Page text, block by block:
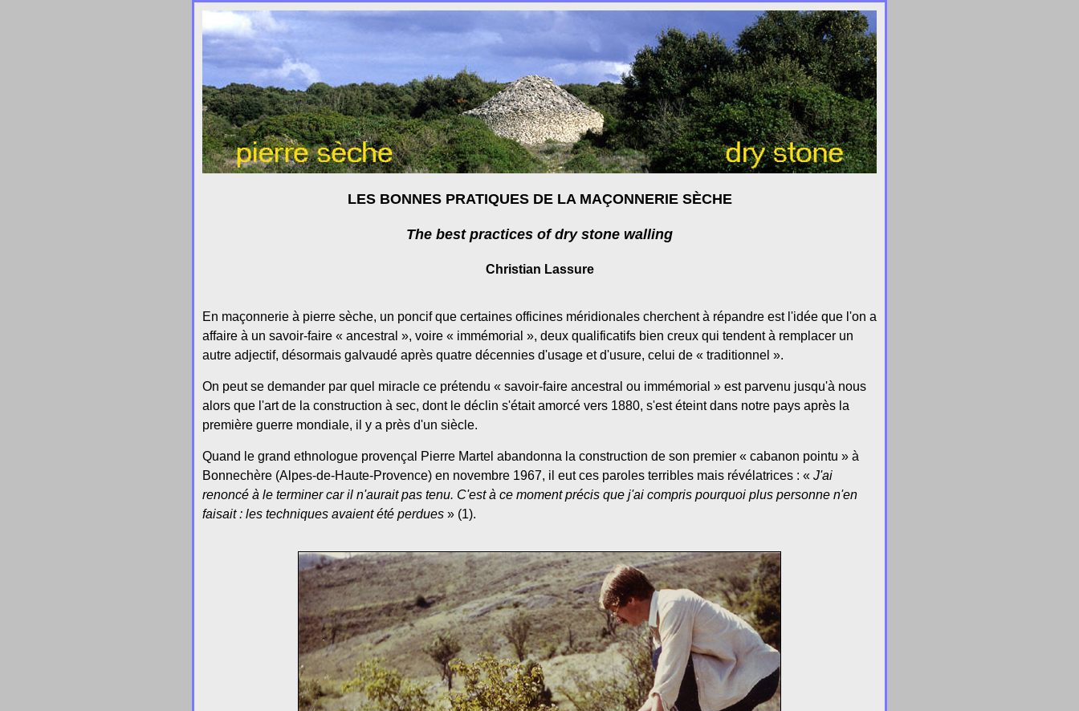
LES BONNES PRATIQUES DE LA MAÇONNERIE SÈCHE
The best practices of dry stone walling
Christian Lassure
En maçonnerie à pierre sèche, un poncif que certaines officines méridionales cherchent à répandre est l'idée que l'on a
affaire à un savoir-faire « ancestral », voire « immémorial », deux qualificatifs bien creux qui tendent à remplacer un
autre adjectif, désormais galvaudé après quatre décennies d'usage et d'usure, celui de « traditionnel ».
On peut se demander par quel miracle ce prétendu « savoir-faire ancestral ou immémorial » est parvenu jusqu'à nous
alors que l'art de la construction à sec, dont le déclin s'était amorcé vers 1880, s'est éteint dans notre pays après la
première guerre mondiale, il y a près d'un siècle.
Quand le grand ethnologue provençal Pierre Martel abandonna la construction de son premier « cabanon pointu » à
Bonnechère (Alpes-de-Haute-Provence) en novembre 1967, il eut ces paroles terribles mais révélatrices : « J'ai
renoncé à le terminer car il n'aurait pas tenu. C'est à ce moment précis que j'ai compris pourquoi plus personne n'en
faisait : les techniques avaient été perdues » (1).